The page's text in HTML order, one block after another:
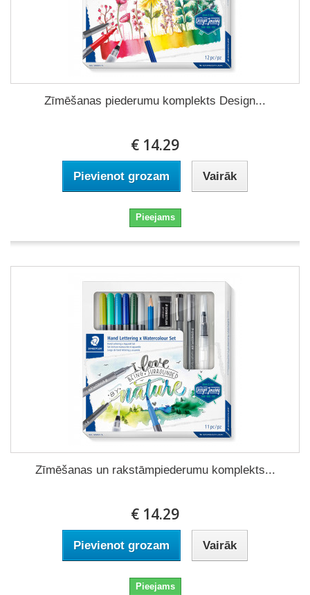
Zīmēšanas piederumu komplekts Design...
€ 14.29
Pievienot grozam Vairāk
Pieejams
Zīmēšanas un rakstāmpiederumu komplekts...
€ 14.29
Pievienot grozam Vairāk
Pieejams